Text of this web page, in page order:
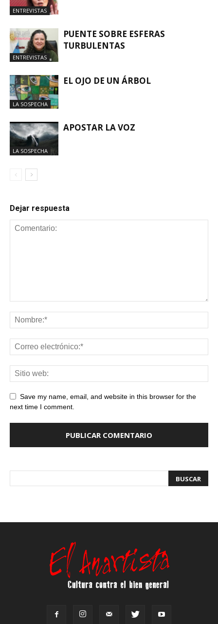
ENTREVISTAS
ENTREVISTAS
PUENTE SOBRE ESFERAS
TURBULENTAS
LA SOSPECHA
EL OJO DE UN ÁRBOL
LA SOSPECHA
APOSTAR LA VOZ
Dejar respuesta
Save my name, email, and website in this browser for the
next time I comment.